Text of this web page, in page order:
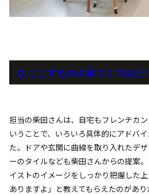
Q.ここすものの家づくりはど
担当の柴田さんは、自宅もフレンチカ
いうことで、いろいろ具体的にアドバ
た。ドアや玄関に曲線を取り入れたデ
ーのタイルなども柴田さんからの提案
イストのイメージをしっかり把握した
ありますよ」と教えてもらえたのがあり